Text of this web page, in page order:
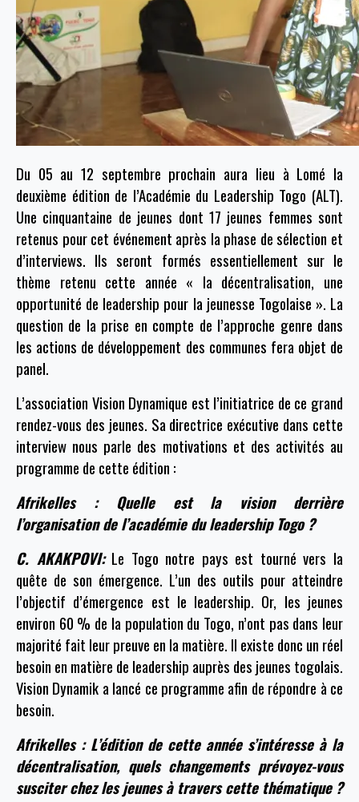
Du 05 au 12 septembre prochain aura lieu à Lomé la
deuxième édition de l’Académie du Leadership Togo (ALT).
Une cinquantaine de jeunes dont 17 jeunes femmes sont
retenus pour cet événement après la phase de sélection et
d’interviews. Ils seront formés essentiellement sur le
thème retenu cette année « la décentralisation, une
opportunité de leadership pour la jeunesse Togolaise ». La
question de la prise en compte de l’approche genre dans
les actions de développement des communes fera objet de
panel.
L’association Vision Dynamique est l’initiatrice de ce grand
rendez-vous des jeunes. Sa directrice exécutive dans cette
interview nous parle des motivations et des activités au
programme de cette édition :
Afrikelles : Quelle est la vision derrière
l’organisation de l’académie du leadership Togo ?
C. AKAKPOVI: Le Togo notre pays est tourné vers la
quête de son émergence. L’un des outils pour atteindre
l’objectif d’émergence est le leadership. Or, les jeunes
environ 60 % de la population du Togo, n’ont pas dans leur
majorité fait leur preuve en la matière. Il existe donc un réel
besoin en matière de leadership auprès des jeunes togolais.
Vision Dynamik a lancé ce programme afin de répondre à ce
besoin.
Afrikelles : L’édition de cette année s’intéresse à la
décentralisation, quels changements prévoyez-vous
susciter chez les jeunes à travers cette thématique ?